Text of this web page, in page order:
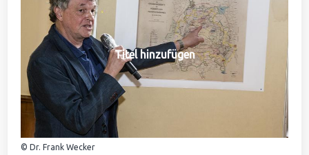
Titel hinzufügen
© Dr. Frank Wecker